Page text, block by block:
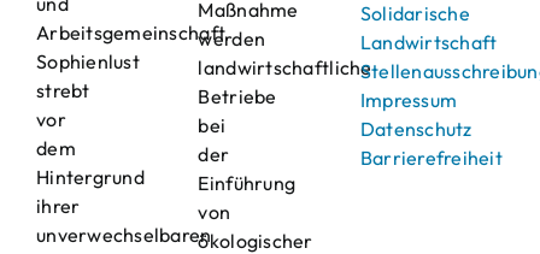
Arbeitsgemeinschaft
Sophienlust
strebt
vor
dem
Hintergrund
ihrer
unverwechselbaren
Maßnahme
werden
landwirtschaftliche
Betriebe
bei
der
Einführung
von
ökologischer
Solidarische
Landwirtschaft
Impressum
Datenschutz
Barrierefreiheit